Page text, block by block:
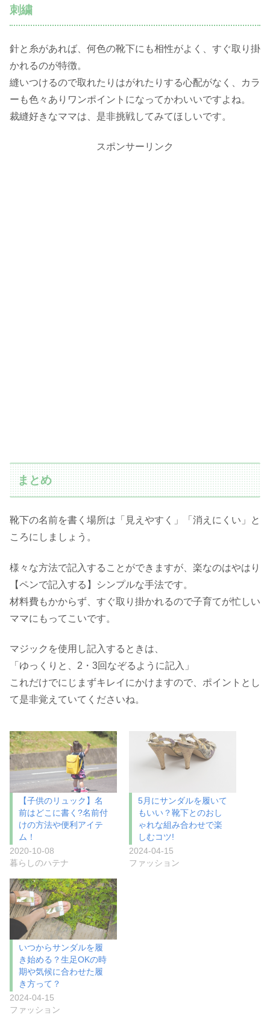
刺繍
針と糸があれば、何色の靴下にも相性がよく、すぐ取り掛
かれるのが特徴。
縫いつけるので取れたりはがれたりする心配がなく、カラ
ーも色々ありワンポイントになってかわいいですよね。
裁縫好きなママは、是非挑戦してみてほしいです。
スポンサーリンク
まとめ
靴下の名前を書く場所は「見えやすく」「消えにくい」と
ころにしましょう。
様々な方法で記入することができますが、楽なのはやはり
【ペンで記入する】シンプルな手法です。
材料費もかからず、すぐ取り掛かれるので子育てが忙しい
ママにもってこいです。
マジックを使用し記入するときは、
「ゆっくりと、2・3回なぞるように記入」
これだけでにじまずキレイにかけますので、ポイントとし
て是非覚えていてくださいね。
【子供のリュック】名
前はどこに書く?名前付
けの方法や便利アイテ
ム！
2020-10-08
暮らしのハテナ
5月にサンダルを履いて
もいい？靴下とのおし
ゃれな組み合わせで楽
しむコツ!
2024-04-15
ファッション
いつからサンダルを履
き始める？生足OKの時
期や気候に合わせた履
き方って？
2024-04-15
ファッション